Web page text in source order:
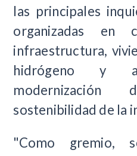
las principales
organizadas en
infraestructura,
hidrógeno y
sostenibilidad de la
"Como gremio,